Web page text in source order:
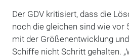
Der GDV kritisiert, dass die
noch die gleichen sind wie vor
mit der Größenentwicklung
Schiffe nicht Schritt gehalten.